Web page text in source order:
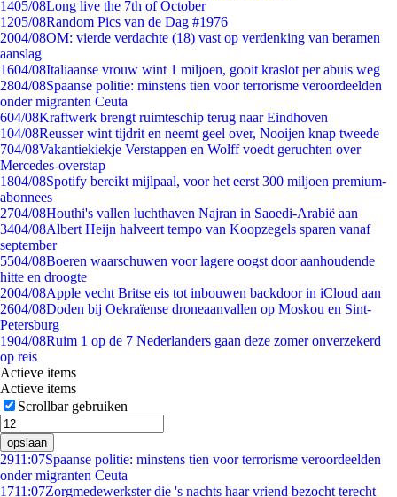
1405/08Long live the 7th of October
1205/08Random Pics van de Dag #1976
2004/08OM: vierde verdachte (18) vast op verdenking van beramen
aanslag
1604/08Italiaanse vrouw wint 1 miljoen, gooit kraslot per abuis weg
2804/08Spaanse politie: minstens tien voor terrorisme veroordeelden
onder migranten Ceuta
604/08Kraftwerk brengt ruimteschip terug naar Eindhoven
104/08Reusser wint tijdrit en neemt geel over, Nooijen knap tweede
704/08Vakantiekiekje Verstappen en Wolff voedt geruchten over
Mercedes-overstap
1804/08Spotify bereikt mijlpaal, voor het eerst 300 miljoen premium-
abonnees
2704/08Houthi's vallen luchthaven Najran in Saoedi-Arabië aan
3404/08Albert Heijn halveert tempo van Koopzegels sparen vanaf
september
5504/08Boeren waarschuwen voor lagere oogst door aanhoudende
hitte en droogte
2004/08Apple vecht Britse eis tot inbouwen backdoor in iCloud aan
2604/08Doden bij Oekraïense droneaanvallen op Moskou en Sint-
Petersburg
1904/08Ruim 1 op de 7 Nederlanders gaan deze zomer onverzekerd
op reis
Actieve items
Actieve items
Scrollbar gebruiken
opslaan
2911:07Spaanse politie: minstens tien voor terrorisme veroordeelden
onder migranten Ceuta
1711:07Zorgmedewerkster die 's nachts haar vriend bezocht terecht